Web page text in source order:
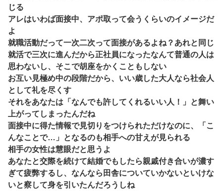
じる
アレはいわば面接中、アポ取って会うくらいのイメージだ
よ
就職活動だって一次二次って面接があるよね？あれと同じ
就活で三次に進んだから正社員になったなんて普通の人は
思わないし、そこで胡座をかくこともしない
お互い見極め中の段階だから、いい歳した大人なら社会人
として礼を尽くす
それをあなたは「なんでも許してくれるいい人！」と舞い
上がってしまったんだね
面接中に得た情報で見切りをつけられただけなのに、「こ
んなことで…」となるのも相手への甘えが見られる
相手の女性は慧眼だと思うよ
あなたと交際を続けて結婚でもしたら親戚付き合いが濃す
ぎて疲弊するし、なんなら田舎についていかないといけな
いと察して身を引いたんだろうしね